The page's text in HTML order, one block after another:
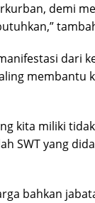
demi
dari
membantu
kita miliki
SWT yang
bahkan